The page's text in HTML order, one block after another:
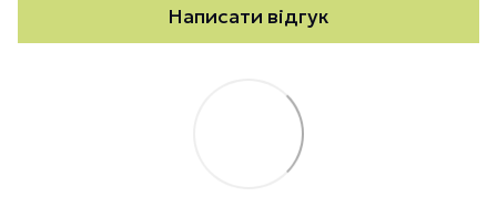
Написати відгук